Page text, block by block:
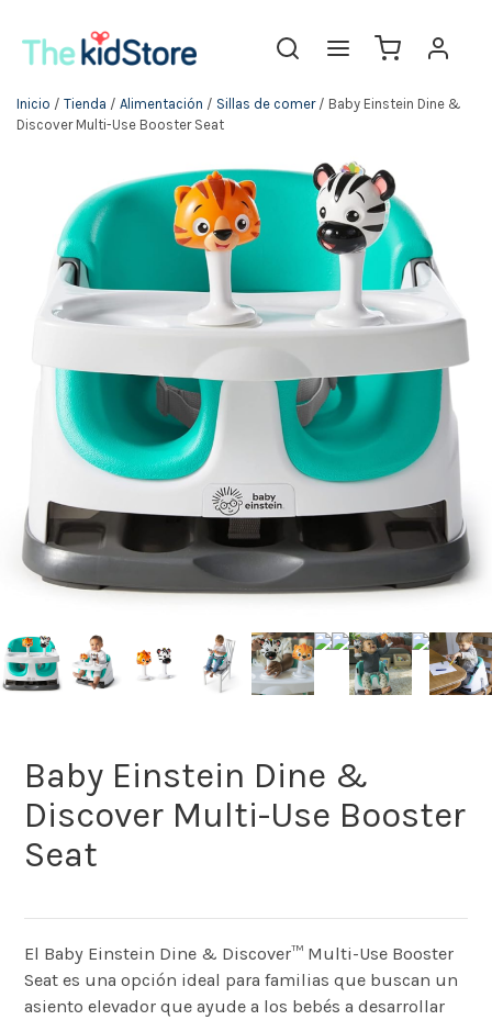
Inicio / Tienda / Alimentación / Sillas de comer/ Baby Einstein Dine &
Discover Multi-Use Booster Seat
Baby Einstein Dine &
Discover Multi-Use Booster
Seat
El Baby Einstein Dine & Discover™ Multi-Use Booster
Seat es una opción ideal para familias que buscan un
asiento elevador que ayude a los bebés a desarrollar